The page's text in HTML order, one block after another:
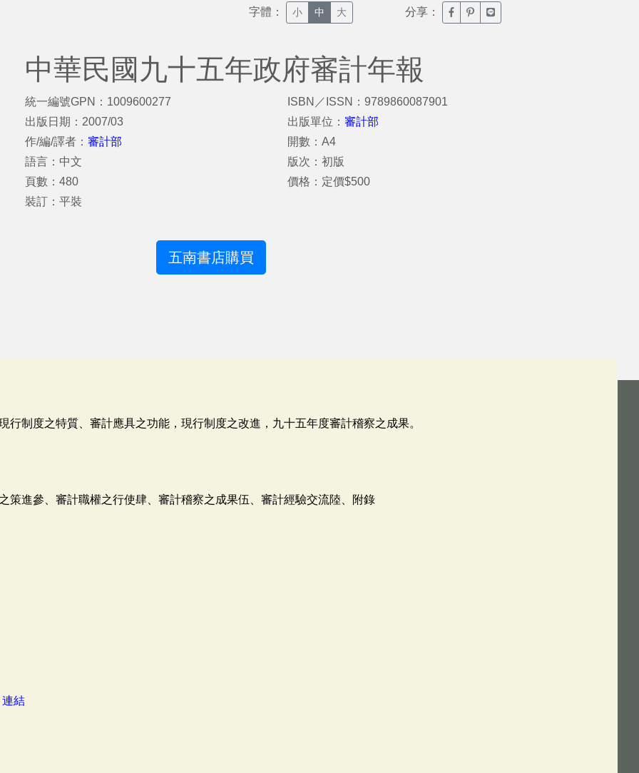
字體： 小 中 大 分享： 臉書分享(另開新視窗)
噗浪分享(另開新視窗)
Line分享(另開新視窗)
中華民國九十五年政府審計年報
統一編號GPN：1009600277
出版日期：2007/03
作/編/譯者： 審計部
語言：中文
頁數：480
裝訂：平裝
ISBN／ISSN：9789860087901
出版單位：審計部
開數：A4
版次：初版
價格：定價$500
五南書店購買
行制度之特質、審計應具之功能，現行制度之改進，九十五年度審計稽察之成果。
策進參、審計職權之行使肆、審計稽察之成果伍、審計經驗交流陸、附錄
連結